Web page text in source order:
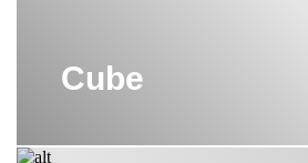
Cube